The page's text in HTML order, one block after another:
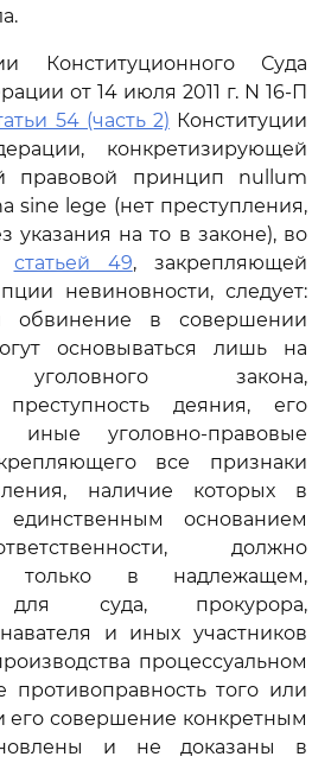
Конституционного Суда
от 14 июля 2011 г. N 16-П
54 (часть 2) Конституции
конкретизирующей
правовой принцип nullum
sine lege (нет преступления,
указания на то в законе), во
статьей 49, закрепляющей
невиновности, следует:
обвинение в совершении
основываться лишь на
уголовного закона,
деяния, его
иные уголовно-правовые
все признаки
наличие которых в
основанием
должно
только в надлежащем,
для суда, прокурора,
и иных участников
процессуальном
противоправность того или
его совершение конкретным
и не доказаны в